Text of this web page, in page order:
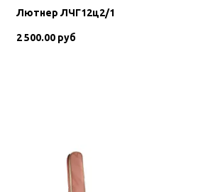
Лютнер ЛЧГ12ц2/1
2 500.00 руб